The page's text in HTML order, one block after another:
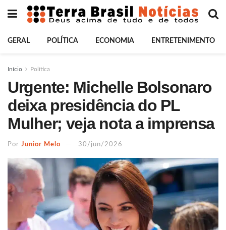
GERAL POLÍTICA ECONOMIA ENTRETENIMENTO
Início Política
Urgente: Michelle Bolsonaro
deixa presidência do PL
Mulher; veja nota a imprensa
Por Junior Melo 30/jun/2026